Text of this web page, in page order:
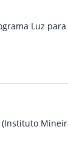
Luz para